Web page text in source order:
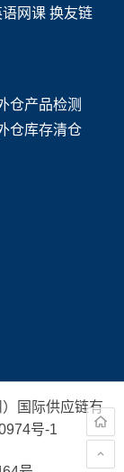
语网课 换友链
仓产品检测
仓库存清仓
国际供应链有
号-1